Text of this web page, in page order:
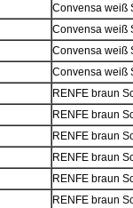
Convensa weiß
Convensa weiß
Convensa weiß
Convensa weiß
RENFE braun
RENFE braun
RENFE braun
RENFE braun
RENFE braun
RENFE braun